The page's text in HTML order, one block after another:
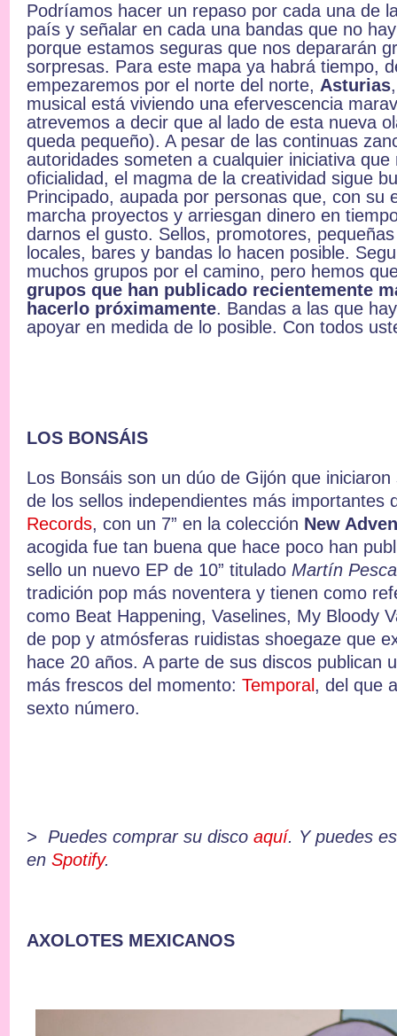
Podríamos hacer un repaso por cada una de
país y señalar en cada una bandas que no
porque estamos seguras que nos depararán
sorpresas. Para este mapa ya habrá tiempo,
empezaremos por el norte del norte, Asturias
musical está viviendo una efervescencia
atrevemos a decir que al lado de esta nueva
queda pequeño). A pesar de las continuas
autoridades someten a cualquier iniciativa que
oficialidad, el magma de la creatividad sigue
Principado, aupada por personas que, con su
marcha proyectos y arriesgan dinero en
darnos el gusto. Sellos, promotores,
locales, bares y bandas lo hacen posible.
muchos grupos por el camino, pero hemos
grupos que han publicado recientemente
hacerlo próximamente. Bandas a las que
apoyar en medida de lo posible. Con todos
LOS BONSÁIS
Los Bonsáis son un dúo de Gijón que
de los sellos independientes más importantes
Records, con un 7” en la colección New
acogida fue tan buena que hace poco han
sello un nuevo EP de 10” titulado Martín
tradición pop más noventera y tienen como
como Beat Happening, Vaselines, My Bloody
de pop y atmósferas ruidistas shoegaze que
hace 20 años. A parte de sus discos publican
más frescos del momento: Temporal , del que
sexto número.
> Puedes comprar su discoaquí. Y puedes
en Spotify.
AXOLOTES MEXICANOS